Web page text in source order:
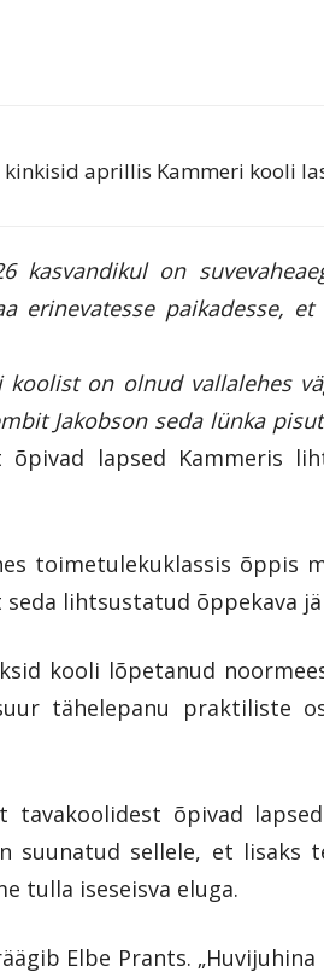
aprillis Kammeri kooli
kasvandikul on
erinevatesse paikadesse,
on olnud vallalehes
Jakobson seda lünka
lapsed Kammeris
toimetulekuklassis õppis
lihtsustatud õppekava
kooli lõpetanud
tähelepanu praktiliste
õpivad
suunatud sellele, et lisaks
tulla iseseisva eluga.
Elbe Prants. „Huvijuhina